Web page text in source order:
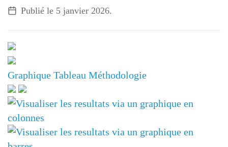
Publié le 5 janvier 2026.
Graphique Tableau Méthodologie